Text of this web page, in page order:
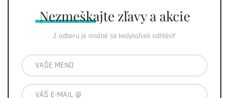
Nezmeškajte zľavy a akcie
Z odberu je možné sa kedykoľvek odhlásiť